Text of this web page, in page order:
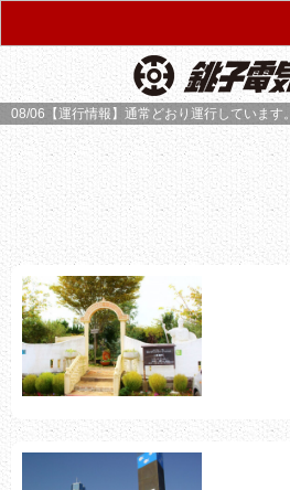
08/06【運行情報】 通常どおり運行しています。